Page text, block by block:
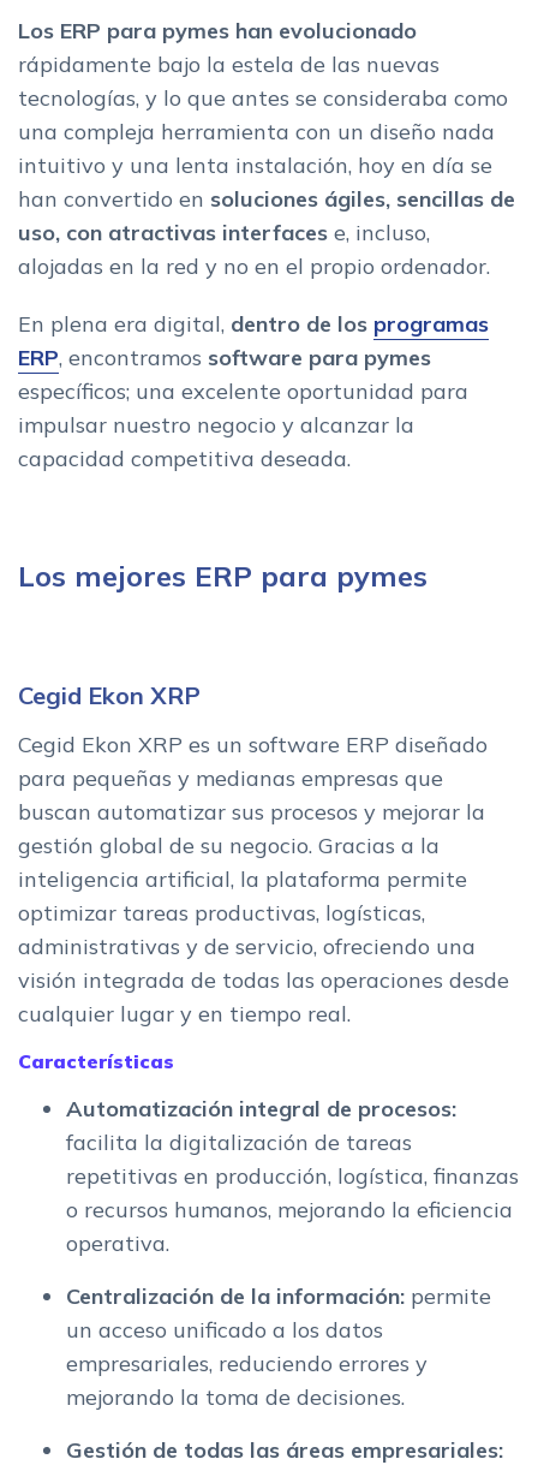
Como elegir el mejor ERP para pymes que se adapte a tu
negocio
Los ERP para pymes han evolucionado
rápidamente bajo la estela de las nuevas
tecnologías, y lo que antes se consideraba como
una compleja herramienta con un diseño nada
intuitivo y una lenta instalación, hoy en día se
han convertido en soluciones ágiles, sencillas de
uso, con atractivas interfaces e, incluso,
alojadas en la red y no en el propio ordenador.
En plena era digital, dentro de los programas
ERP, encontramos software para pymes
específicos; una excelente oportunidad para
impulsar nuestro negocio y alcanzar la
capacidad competitiva deseada.
Los mejores ERP para pymes
Cegid Ekon XRP
Cegid Ekon XRP es un software ERP diseñado
para pequeñas y medianas empresas que
buscan automatizar sus procesos y mejorar la
gestión global de su negocio. Gracias a la
inteligencia artificial, la plataforma permite
optimizar tareas productivas, logísticas,
administrativas y de servicio, ofreciendo una
visión integrada de todas las operaciones desde
cualquier lugar y en tiempo real.
Características
Automatización integral de procesos:
facilita la digitalización de tareas
repetitivas en producción, logística, finanzas
o recursos humanos, mejorando la eficiencia
operativa.
Centralización de la información: permite
un acceso unificado a los datos
empresariales, reduciendo errores y
mejorando la toma de decisiones.
Gestión de todas las áreas empresariales: